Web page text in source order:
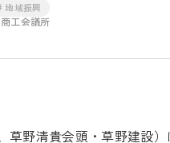
地域振興
工会議所
野清貴会頭・草野建設